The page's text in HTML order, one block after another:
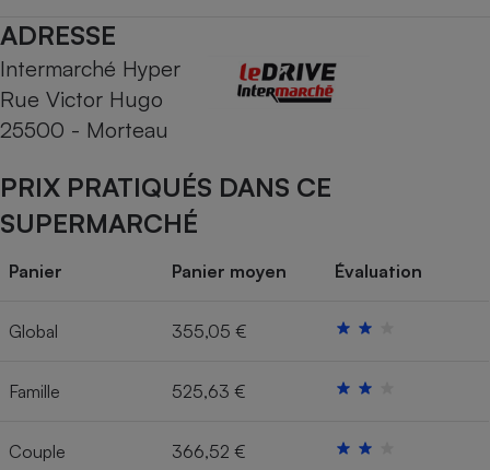
ADRESSE
Intermarché Hyper
Rue Victor Hugo
25500 - Morteau
PRIX PRATIQUÉS DANS CE
SUPERMARCHÉ
Panier Panier moyen Évaluation
Global 355,05 €
Famille 525,63 €
Couple 366,52 €